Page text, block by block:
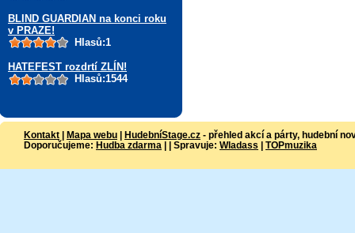
BLIND GUARDIAN na konci roku
v PRAZE!
Hlasů:1
HATEFEST rozdrtí ZLÍN!
Hlasů:1544
Kontakt | Mapa webu | HudebníStage.cz - přehled akcí a párty, hudební
Doporučujeme: Hudba zdarma | | Spravuje: Wladass | TOPmuzika